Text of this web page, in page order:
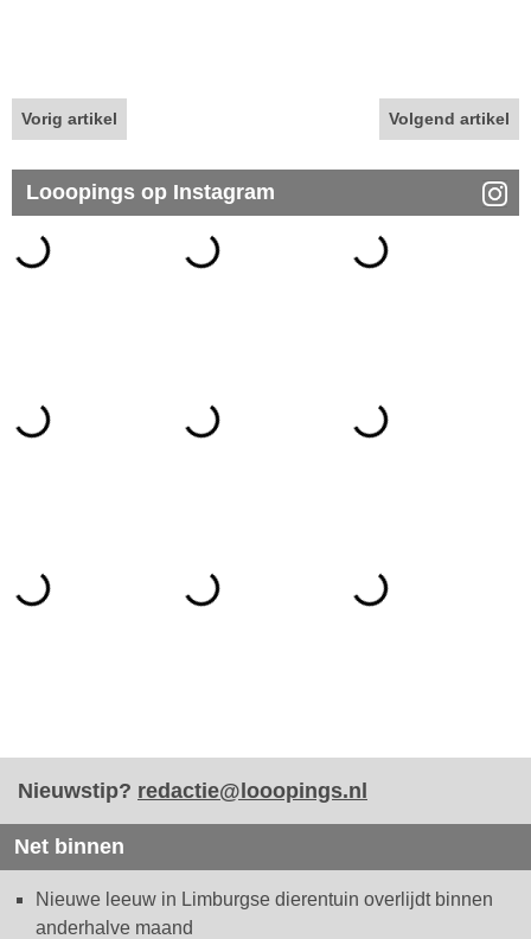
Vorig artikel Volgend artikel
Looopings op Instagram
Nieuwstip? redactie@looopings.nl
Net binnen
Nieuwe leeuw in Limburgse dierentuin overlijdt binnen
anderhalve maand